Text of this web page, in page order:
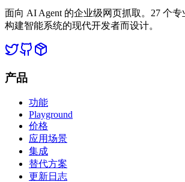
面向 AI Agent 的企业级网页抓取。27 个专
构建智能系统的现代开发者而设计。
产品
功能
Playground
价格
应用场景
集成
替代方案
更新日志